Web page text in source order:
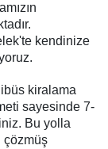
kendinize
kiralama
sayesinde 7-
Bu yolla
çözmüş